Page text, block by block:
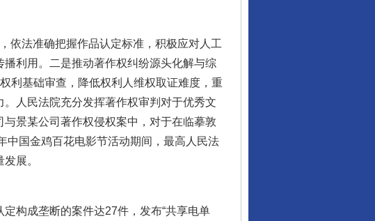
法准确把握作品认定标准，积极应对人工
利用。二是推动著作权纠纷源头化解与综
利基础审查，降低权利人维权取证难度，重
人民法院充分发挥著作权审判对于优秀文
景某公司著作权侵权案中，对于在临摹敦
中国金鸡百花电影节活动期间，最高人民法
展。
构成垄断的案件达27件，发布“共享电单